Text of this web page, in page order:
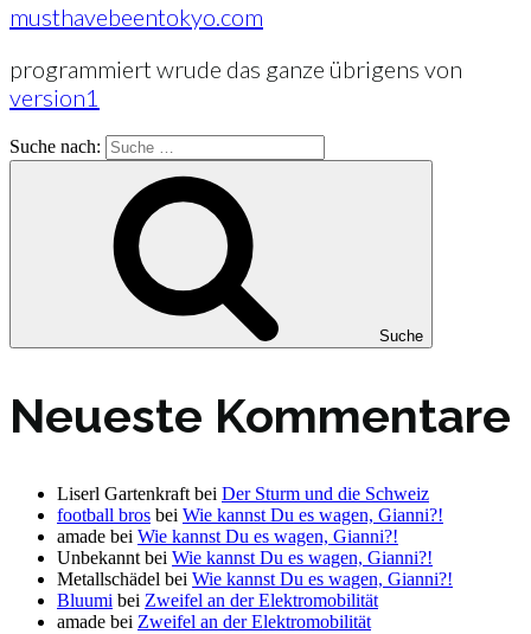
musthavebeentokyo.com
programmiert wrude das ganze übrigens von
version1
Suche nach:
Suche
Neueste Kommentare
Liserl Gartenkraft bei Der Sturm und die Schweiz
football bros bei Wie kannst Du es wagen, Gianni?!
amade bei Wie kannst Du es wagen, Gianni?!
Unbekannt bei Wie kannst Du es wagen, Gianni?!
Metallschädel bei Wie kannst Du es wagen, Gianni?!
Bluumi bei Zweifel an der Elektromobilität
amade bei Zweifel an der Elektromobilität